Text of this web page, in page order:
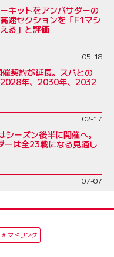
キットをアンバサダーの
速セクションを「F1マシ
る」と評価
05-18
契約が延長。スパとの
2028年、2030年、2032
02-17
ーズン後半に開催へ。
ーは全23戦になる見通し
07-07
マドリング